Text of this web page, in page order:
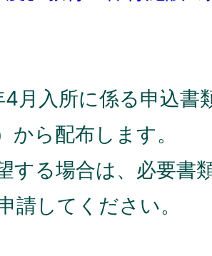
4月入所に係る申込書
から配布します。
する場合は、必要書
請してください。